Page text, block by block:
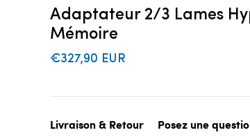
Adaptateur 2/3 Lames
Mémoire
€327,90 EUR
Livraison & Retour Posez une